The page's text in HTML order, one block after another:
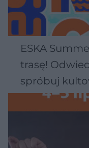
ESKA
trasę!
spróbuj
Wawelu